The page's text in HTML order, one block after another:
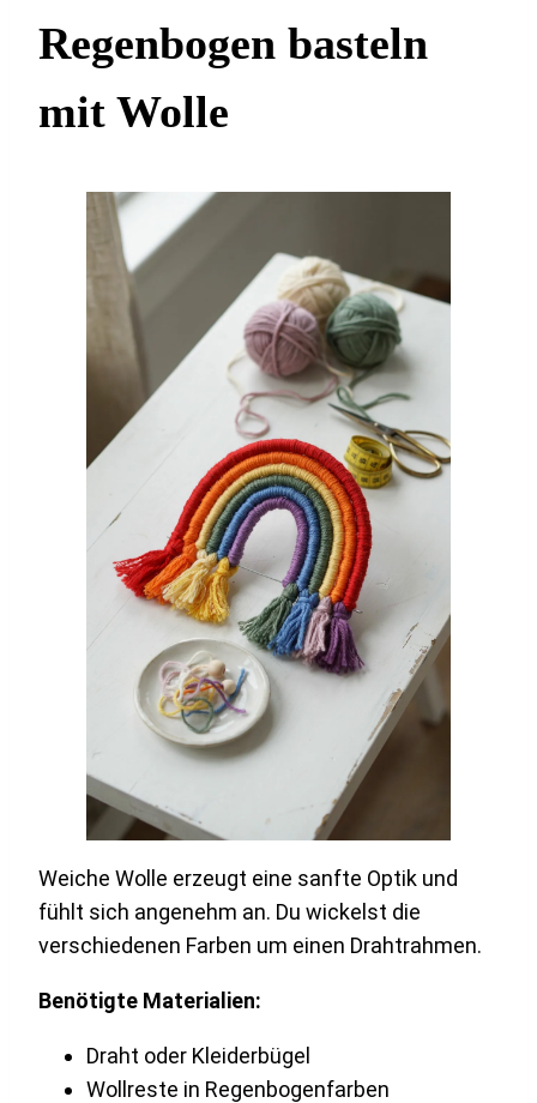
Regenbogen basteln
mit Wolle
Weiche Wolle erzeugt eine sanfte Optik und
fühlt sich angenehm an. Du wickelst die
verschiedenen Farben um einen Drahtrahmen.
Benötigte Materialien:
Draht oder Kleiderbügel
Wollreste in Regenbogenfarben